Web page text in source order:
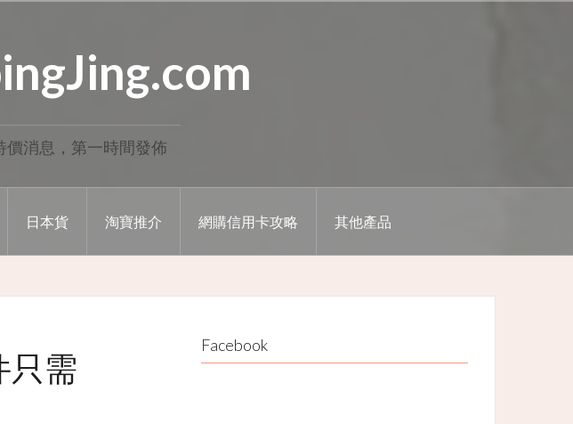
消息，第一時間發佈
日本貨 淘寶推介 網購信用卡攻略 其他產品
只需
Facebook